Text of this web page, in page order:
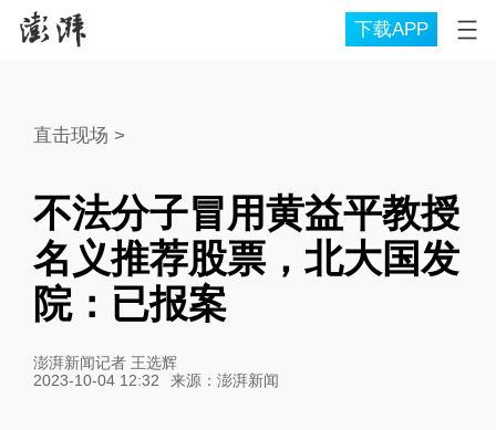
下载APP
直击现场 >
不法分子冒用黄益平教授
名义推荐股票，北大国发
院：已报案
澎湃新闻记者 王选辉
2023-10-04 12:32
来源： 澎湃新闻